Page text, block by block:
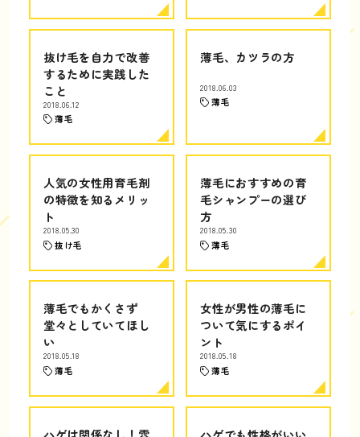
抜け毛を自力で改善
するために実践した
こと
2018.06.12
薄毛
薄毛、カツラの方
2018.06.03
薄毛
人気の女性用育毛剤
の特徴を知るメリッ
ト
2018.05.30
抜け毛
薄毛におすすめの育
毛シャンプーの選び
方
2018.05.30
薄毛
薄毛でもかくさず
堂々としていてほし
い
2018.05.18
薄毛
女性が男性の薄毛に
ついて気にするポイ
ント
2018.05.18
薄毛